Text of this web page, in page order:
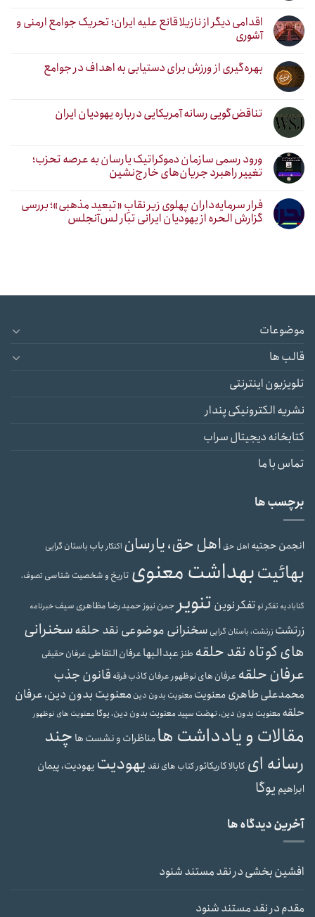
اقدامی دیگر از نازیلا قانع علیه ایران؛ تحریک جوامع ارمنی و
آشوری
بهره‌گیری از ورزش برای دستیابی به اهداف در جوامع
تناقض‌گویی رسانه آمریکایی درباره یهودیان ایران
ورود رسمی سازمان دموکراتیک یارسان به عرصه تحزب؛
تغییر راهبرد جریان‌های خارج‌نشین
فرار سرمایه‌داران پهلوی زیر نقابِ «تبعید مذهبی»؛ بررسی
گزارش الحره از یهودیان ایرانی تبار لس‌آنجلس
موضوعات
قالب ها
تلویزیون اینترنتی
نشریه الکترونیکی پندار
کتابخانه دیجیتال سراب
تماس با ما
برچسب ها
انجمن حجتیه اهل حق اهل حق، یارسان اکنکارباب باستان گرایی
بهائیتبهداشت معنوی تاریخ و شخصیت شناسی تصوف،
گنابادیه تفکر نوتفکر نوین تنویر جمن نیوز حمیدرضا مظاهری سیفخبرنامه
زرتشت زرتشت، باستان گرایی سخنرانی موضوعی نقد حلقهسخنرانی
های کوتاه نقد حلقه طنز عبدالبهاعرفان التقاطی عرفان حقیقی
عرفان حلقه عرفان های نوظهور عرفان کاذبفرقه قانون جذب
محمدعلی طاهریمعنویت معنویت بدون دین معنویت بدون دین، عرفان
حلقه معنویت بدون دین، نهضت سپیدمعنویت بدون دین، یوگا معنویت های نوظهور
مقالات و یادداشت هامناظرات و نشست ها چند
رسانه ای کابالاکاریکاتور کتاب های نقد یهودیت یهودیت، پیمان
ابراهیم یوگا
آخرین دیدگاه ها
افشین بخشیدرنقد مستند شنود
مقدمدرنقد مستند شنود